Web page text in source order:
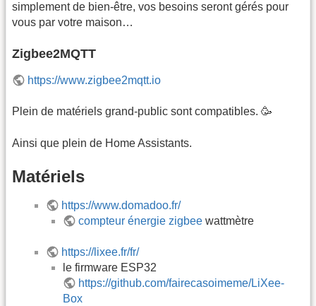
simplement de bien-être, vos besoins seront gérés pour
vous par votre maison…
Zigbee2MQTT
https://www.zigbee2mqtt.io
Plein de matériels grand-public sont compatibles. 🥳
Ainsi que plein de Home Assistants.
Matériels
https://www.domadoo.fr/
compteur énergie zigbee wattmètre
https://lixee.fr/fr/
le firmware ESP32
https://github.com/fairecasoimeme/LiXee-
Box